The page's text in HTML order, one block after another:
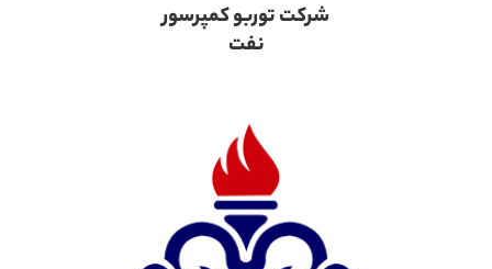
شرکت توربو کمپرسور
نفت